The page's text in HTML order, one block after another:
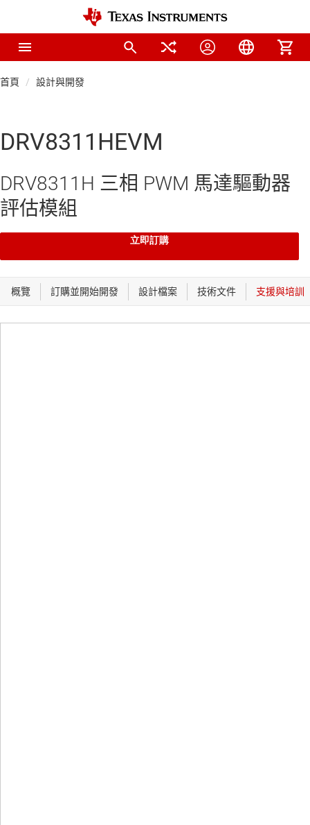
首頁 設計與開發
DRV8311HEVM
DRV8311H 三相 PWM 馬達驅動器
評估模組
立即訂購